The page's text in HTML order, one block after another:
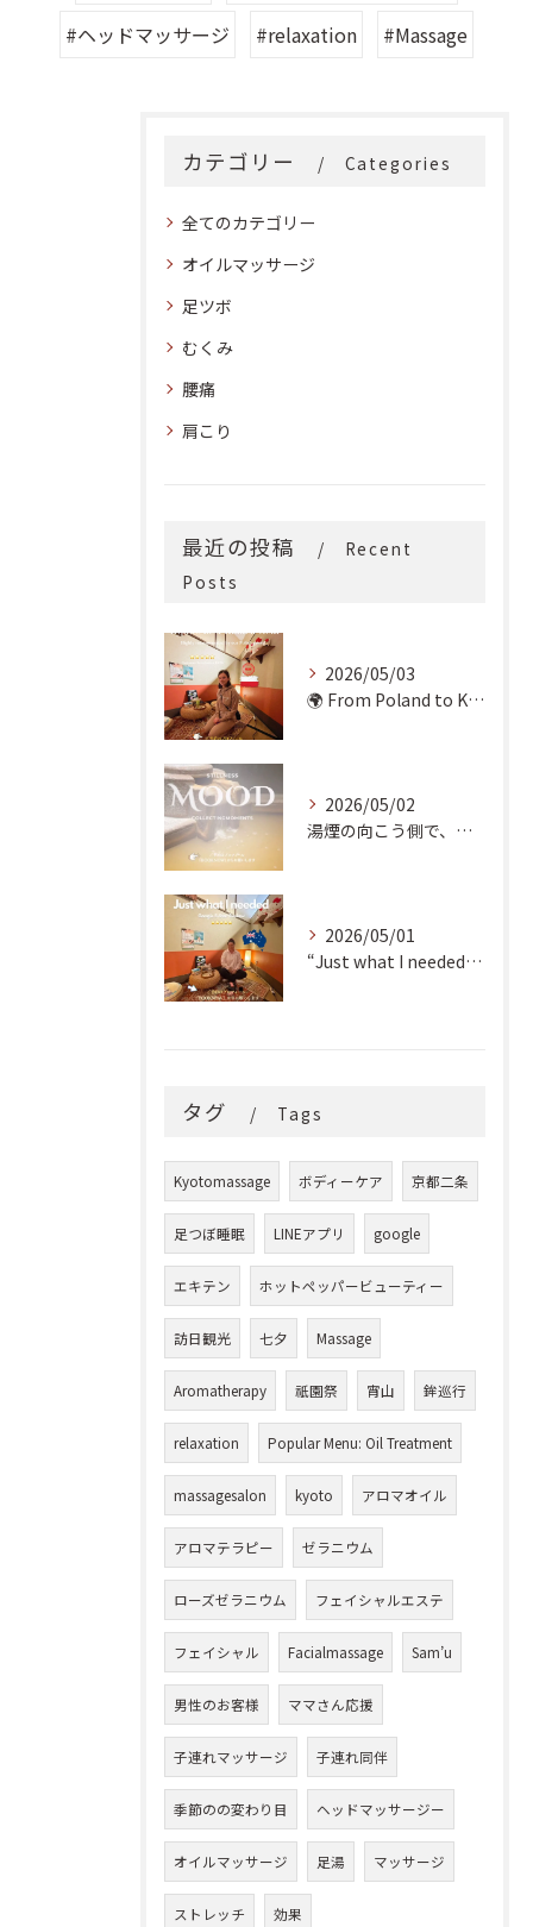
#ヘッドマッサージ #relaxation #Massage
カテゴリー Categories
全てのカテゴリー
オイルマッサージ
足ツボ
むくみ
腰痛
肩こり
最近の投稿
Recent
Posts
2026/05/03
🌍 From Poland to Kyoto! 🇵🇱✨
2026/05/02
湯煙の向こう側で、魂の輪郭を整える。
2026/05/01
“Just what I needed!” ✨
タグ Tags
Kyotomassage ボディーケア 京都二条
足つぼ睡眠 LINEアプリ google
エキテン ホットペッパービューティー
訪日観光 七夕 Massage
Aromatherapy 祇園祭 宵山 鉾巡行
relaxation Popular Menu: Oil Treatment
massagesalon kyoto アロマオイル
アロマテラピー ゼラニウム
ローズゼラニウム フェイシャルエステ
フェイシャル Facialmassage Sam’u
男性のお客様 ママさん応援
子連れマッサージ 子連れ同伴
季節のの変わり目 ヘッドマッサージー
オイルマッサージ 足湯 マッサージ
ストレッチ 効果